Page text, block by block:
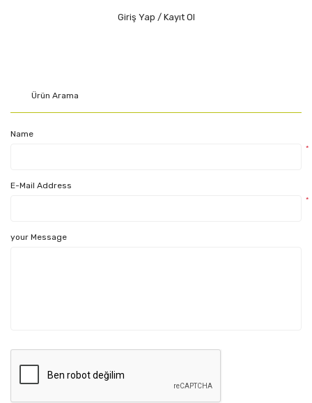
Giriş Yap / Kayıt Ol
Name
*
E-Mail Address
*
your Message